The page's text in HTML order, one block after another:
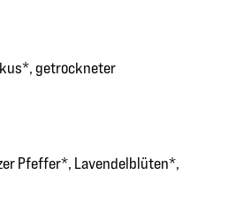
getrockneter
Pfeffer*, Lavendelblüten*,